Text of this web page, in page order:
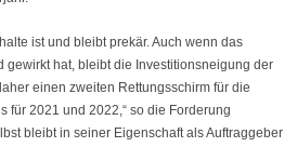
ist und bleibt prekär. Auch wenn das
gewirkt hat, bleibt die Investitionsneigung der
einen zweiten Rettungsschirm für die
für 2021 und 2022,“ so die Forderung
bleibt in seiner Eigenschaft als Auftraggeber